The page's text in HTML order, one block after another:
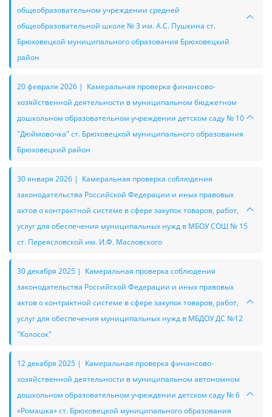
общеобразовательном учреждении средней
общеобразовательной школе № 3 им. А.С. Пушкина ст.
Брюховецкой муниципального образования Брюховецкий
район
20 февраля 2026 | Камеральная проверка финансово-
хозяйственной деятельности в муниципальном бюджетном
дошкольном образовательном учреждении детском саду № 10
"Дюймовочка" ст. Брюховецкой муниципального образования
Брюховецкий район
30 января 2026 | Камеральная проверка соблюдения
законодательства Российской Федерации и иных правовых
актов о контрактной системе в сфере закупок товаров, работ,
услуг для обеспечения муниципальных нужд в МБОУ СОШ № 15
ст. Переясловской им. И.Ф. Масловского
30 декабря 2025 | Камеральная проверка соблюдения
законодательства Российской Федерации и иных правовых
актов о контрактной системе в сфере закупок товаров, работ,
услуг для обеспечения муниципальных нужд в МБДОУ ДС №12
"Колосок"
12 декабря 2025 | Камеральная проверка финансово-
хозяйственной деятельности в муниципальном автономном
дошкольном образовательном учреждении детском саду № 6
«Ромашка» ст. Брюховецкой муниципального образования